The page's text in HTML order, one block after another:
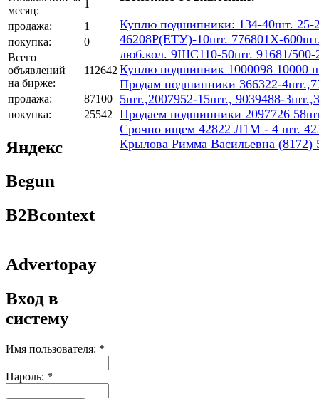
месяц:
1
продажа:
1
покупка:
0
Всего
объявлений
на бирже:
112642
продажа:
87100
покупка:
25542
Яндекс
Begun
B2Bcontext
Advertopay
Вход в
систему
Имя пользователя: *
Пароль: *
Куплю подшипники: 134-40шт.
46208Р(ЕТУ)-10шт. 776801Х-
люб.кол. 9ШС110-50шт. 91681/500-
Куплю подшипник 1000098 10000
Продам подшипники 366322-
5шт.,2007952-15шт., 9039488-
Продаем подшипники 2097726
Срочно ищем 42822 Л1М - 4 шт.
Крылова Римма Васильевна (8172)